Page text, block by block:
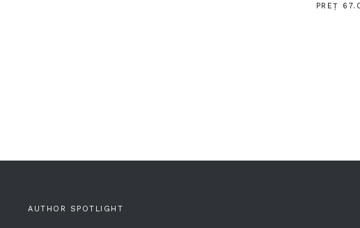
PREȚ
AUTHOR SPOTLIGHT